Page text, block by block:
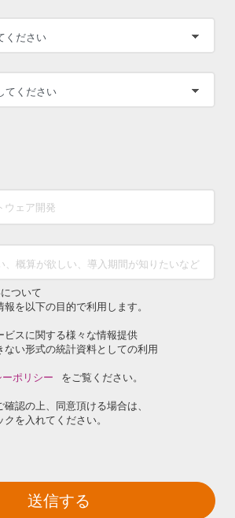
ついて
を以下の目的で利用します。
ビスに関する様々な情報提供
ない形式の統計資料としての利用
ポリシー をご覧ください。
認の上、同意頂ける場合は、
クを入れてください。
送信する